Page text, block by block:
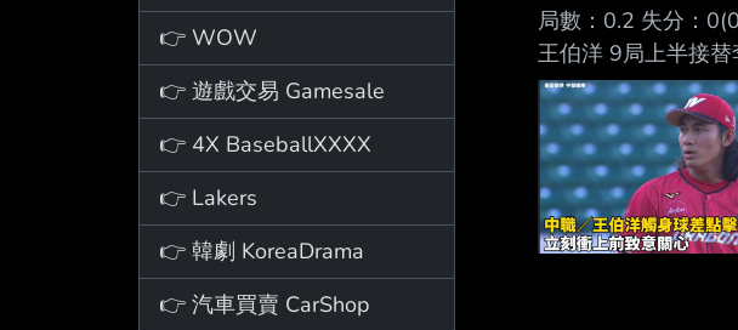
👉 WOW
👉 遊戲交易 Gamesale
👉 4X BaseballXXXX
👉 Lakers
👉 韓劇 KoreaDrama
👉 汽車買賣 CarShop
局數：0.2 失分：
王伯洋 9局上半接
打者 讓對方形成滿